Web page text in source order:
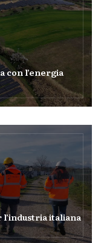
con l’energia
l’industria italiana